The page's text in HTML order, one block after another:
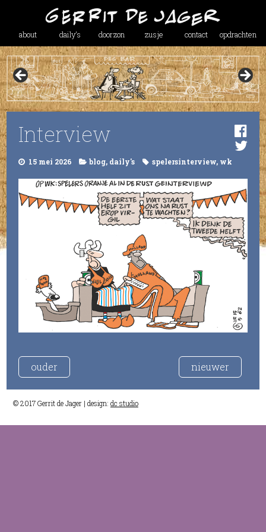
about daily’s doorzon zusje contact opdrachten
Interview
15 mei 2026 blog, daily's spelersinterview, wk
ouder nieuwer
© 2017 Gerrit de Jager | design: dc studio